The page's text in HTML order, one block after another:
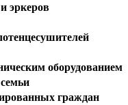
эркеров
оборудованием
граждан